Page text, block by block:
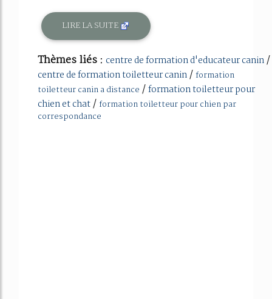
LIRE LA SUITE
Thèmes liés : centre de formation d'educateur canin/
centre de formation toiletteur canin/formation
toiletteur canin a distance /formation toiletteur pour
chien et chat/formation toiletteur pour chien par
correspondance